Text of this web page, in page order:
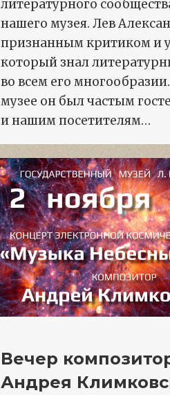
литературного
нашего музея. Лев
признанным критиком и
который знал
во всем его
музее он был частым
и нашим посетителям…
Вечер
Андрея